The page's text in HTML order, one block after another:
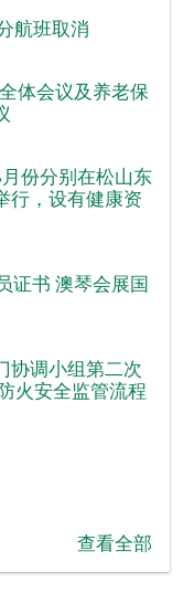
航班取消
体会议及养老保
份分别在松山东
行，设有健康资
证书 澳琴会展国
协调小组第二次
火安全监管流程
查看全部